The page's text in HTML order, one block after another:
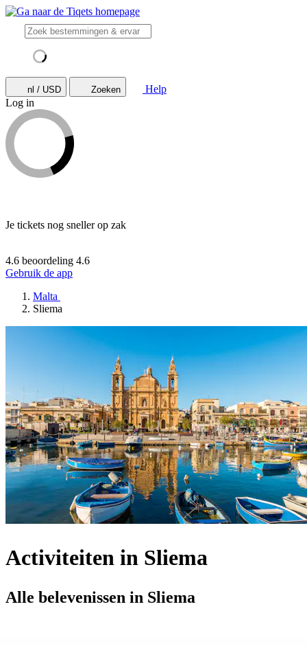
nl / USD Zoeken
Help
Log in
Je tickets nog sneller op zak
4.6 beoordeling 4.6
Gebruik de app
Malta
Sliema
Activiteiten in Sliema
Alle belevenissen in Sliema